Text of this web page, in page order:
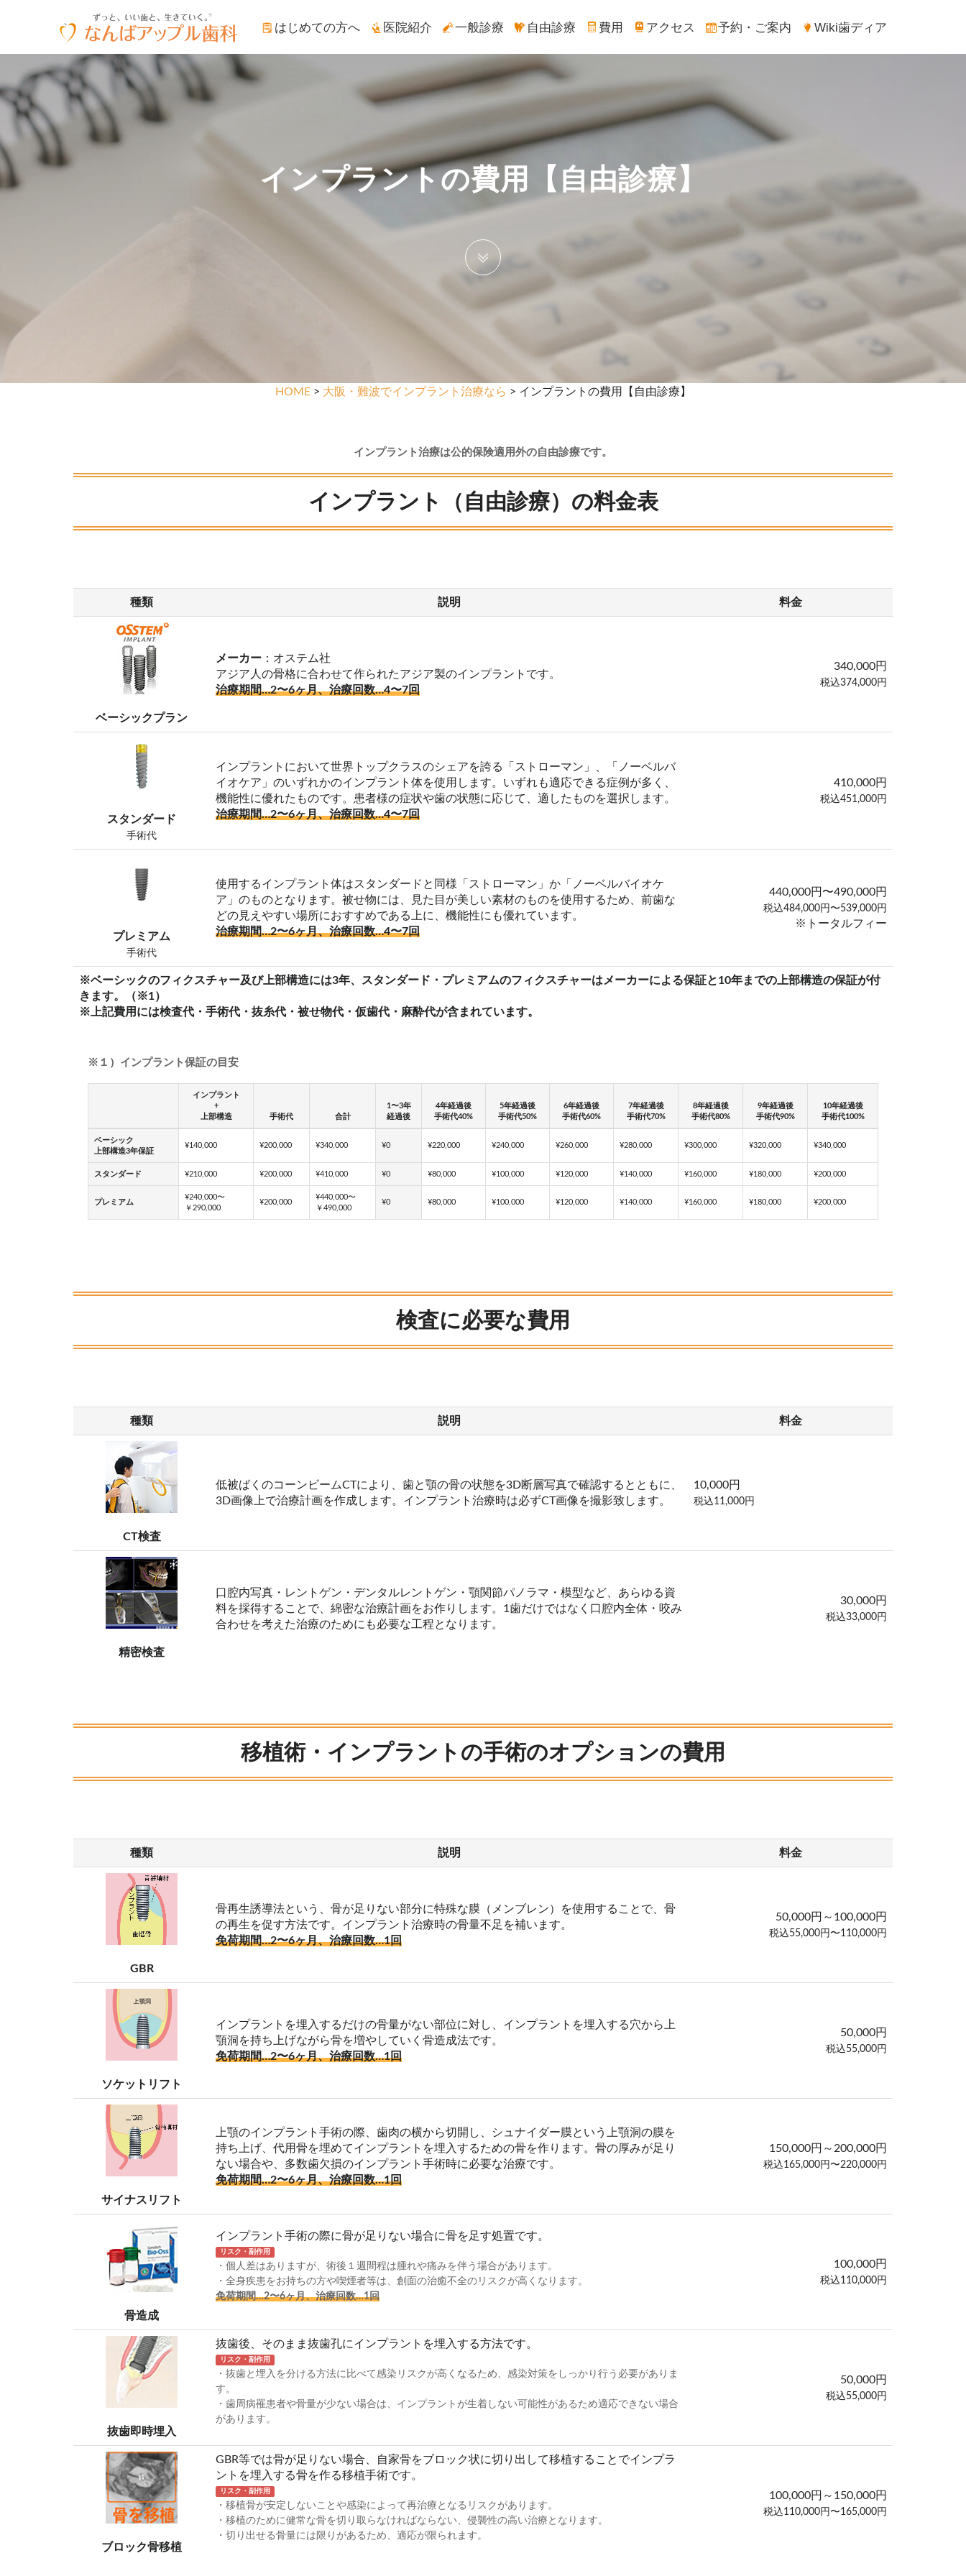
はじめての方へ 医院紹介 一般診療 自由診療 費用 アクセス 予約・ご案内 Wiki歯ディア
インプラントの費用【自由診療】
HOME> 大阪・難波でインプラント治療なら > インプラントの費用【自由診療】
インプラント治療は公的保険適用外の自由診療です。
インプラント（自由診療）の料金表
種類 説明 料金
ベーシックプラン
メーカー ：オステム社
アジア人の骨格に合わせて作られたアジア製のインプラントです。
治療期間…2〜6ヶ月、治療回数…4〜7回
340,000円
税込374,000円
スタンダード
手術代
インプラントにおいて世界トップクラスのシェアを誇る「ストローマン」、「ノーベルバ
イオケア」のいずれかのインプラント体を使用します。いずれも適応できる症例が多く、
機能性に優れたものです。患者様の症状や歯の状態に応じて、適したものを選択します。
治療期間…2〜6ヶ月、治療回数…4〜7回
410,000円
税込451,000円
プレミアム
手術代
使用するインプラント体はスタンダードと同様「ストローマン」か「ノーベルバイオケ
ア」のものとなります。被せ物には、見た目が美しい素材のものを使用するため、前歯な
どの見えやすい場所におすすめである上に、機能性にも優れています。
治療期間…2〜6ヶ月、治療回数…4〜7回
440,000円〜490,000円
税込484,000円〜539,000円
※トータルフィー
※ベーシックのフィクスチャー及び上部構造には3年、スタンダード・プレミアムのフィクスチャーはメーカーによる保証と10年までの上部構造の保証が付
きます。（※1）
※上記費用には検査代・手術代・抜糸代・被せ物代・仮歯代・麻酔代が含まれています。
※１）インプラント保証の目安
インプラント
+
上部構造
手術代 合計
1〜3年
経過後
4年経過後
手術代40%
5年経過後
手術代50%
6年経過後
手術代60%
7年経過後
手術代70%
8年経過後
手術代80%
9年経過後
手術代90%
10年経過後
手術代100%
ベーシック
上部構造3年保証
¥140,000 ¥200,000 ¥340,000 ¥0 ¥220,000 ¥240,000 ¥260,000 ¥280,000 ¥300,000 ¥320,000 ¥340,000
スタンダード ¥210,000 ¥200,000 ¥410,000 ¥0 ¥80,000 ¥100,000 ¥120,000 ¥140,000 ¥160,000 ¥180,000 ¥200,000
プレミアム
¥240,000〜
￥290,000
¥200,000
¥440,000〜
￥490,000
¥0 ¥80,000 ¥100,000 ¥120,000 ¥140,000 ¥160,000 ¥180,000 ¥200,000
検査に必要な費用
種類 説明 料金
CT検査
低被ばくのコーンビームCTにより、歯と顎の骨の状態を3D断層写真で確認するとともに、
3D画像上で治療計画を作成します。インプラント治療時は必ずCT画像を撮影致します。
10,000円
税込11,000円
精密検査
口腔内写真・レントゲン・デンタルレントゲン・顎関節パノラマ・模型など、あらゆる資
料を採得することで、綿密な治療計画をお作りします。1歯だけではなく口腔内全体・咬み
合わせを考えた治療のためにも必要な工程となります。
30,000円
税込33,000円
移植術・インプラントの手術のオプションの費用
種類 説明 料金
GBR
骨再生誘導法という、骨が足りない部分に特殊な膜（メンブレン）を使用することで、骨
の再生を促す方法です。インプラント治療時の骨量不足を補います。
免荷期間…2〜6ヶ月、治療回数…1回
50,000円～100,000円
税込55,000円〜110,000円
ソケットリフト
インプラントを埋入するだけの骨量がない部位に対し、インプラントを埋入する穴から上
顎洞を持ち上げながら骨を増やしていく骨造成法です。
免荷期間…2〜6ヶ月、治療回数…1回
50,000円
税込55,000円
サイナスリフト
上顎のインプラント手術の際、歯肉の横から切開し、シュナイダー膜という上顎洞の膜を
持ち上げ、代用骨を埋めてインプラントを埋入するための骨を作ります。骨の厚みが足り
ない場合や、多数歯欠損のインプラント手術時に必要な治療です。
免荷期間…2〜6ヶ月、治療回数…1回
150,000円～200,000円
税込165,000円〜220,000円
骨造成
インプラント手術の際に骨が足りない場合に骨を足す処置です。
リスク・副作用
・個人差はありますが、術後１週間程は腫れや痛みを伴う場合があります。
・全身疾患をお持ちの方や喫煙者等は、創面の治癒不全のリスクが高くなります。
免荷期間…2〜6ヶ月、治療回数…1回
100,000円
税込110,000円
抜歯即時埋入
抜歯後、そのまま抜歯孔にインプラントを埋入する方法です。
リスク・副作用
・抜歯と埋入を分ける方法に比べて感染リスクが高くなるため、感染対策をしっかり行う必要がありま
す。
・歯周病罹患者や骨量が少ない場合は、インプラントが生着しない可能性があるため適応できない場合
があります。
50,000円
税込55,000円
ブロック骨移植
GBR等では骨が足りない場合、自家骨をブロック状に切り出して移植することでインプラ
ントを埋入する骨を作る移植手術です。
リスク・副作用
・移植骨が安定しないことや感染によって再治療となるリスクがあります。
・移植のために健常な骨を切り取らなければならない、侵襲性の高い治療となります。
・切り出せる骨量には限りがあるため、適応が限られます。
100,000円～150,000円
税込110,000円〜165,000円